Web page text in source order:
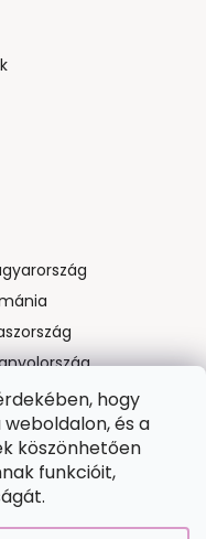
hogy
és a
köszönhetően
funkcióit,